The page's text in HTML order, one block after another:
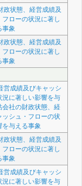
政状態、経営成績及
ローの状況に著し
事象
政状態、経営成績及
ローの状況に著し
事象
営成績及びキャッシ
況に著しい影響を与
会社の財政状態、経
ッシュ・フローの状
を与える事象
政状態、経営成績及
ローの状況に著し
事象
営成績及びキャッシ
況に著しい影響を与